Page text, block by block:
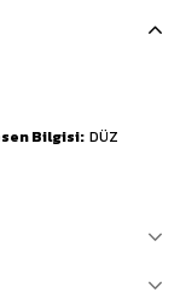
Bilgisi DÜZ